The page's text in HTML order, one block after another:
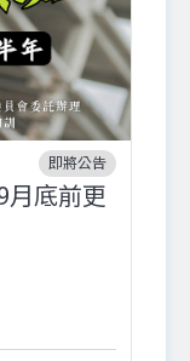
即將公告
月底前更